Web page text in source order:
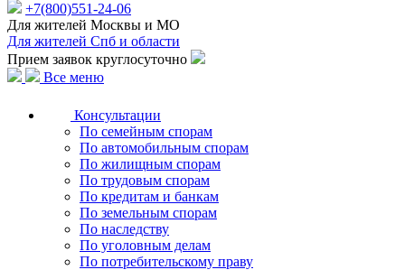
+7(800)551-24-06
Для жителей Москвы и МО
Для жителей Спб и области
Прием заявок круглосуточно
Все меню
Консультации
По семейным спорам
По автомобильным спорам
По жилищным спорам
По трудовым спорам
По кредитам и банкам
По земельным спорам
По наследству
По уголовным делам
По потребительскому праву